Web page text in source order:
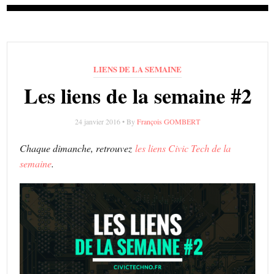
LIENS DE LA SEMAINE
Les liens de la semaine #2
24 janvier 2016 • By François GOMBERT
Chaque dimanche, retrouvezles liens Civic Tech de la
semaine.